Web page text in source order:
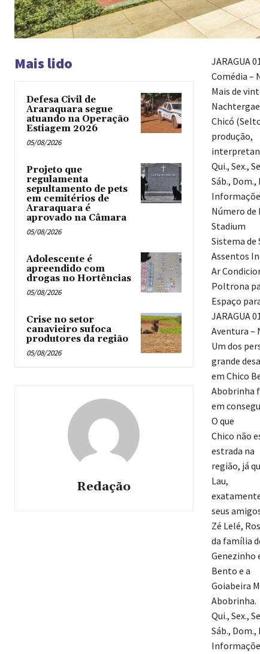
Mais lido
Defesa Civil de
Araraquara segue
atuando na Operação
Estiagem 2026
05/08/2026
Projeto que
regulamenta
sepultamento de pets
em cemitérios de
Araraquara é
aprovado na Câmara
05/08/2026
Adolescente é
apreendido com
drogas no Hortências ‎
05/08/2026
Crise no setor
canavieiro sufoca
produtores da região
05/08/2026
Redação
JARAGUA
Comédia –
Mais de
Chicó
produção,
Qui., Sex.,
Sáb.,
Número de
Stadium
Sistema de
Assentos
Ar
Poltrona
Espaço
JARAGUA
Aventura –
Um dos
grande
em Chico
Abobrinha
em
O que
Chico não
estrada na
região, já
Lau,
seus
Zé Lelé,
da família
Genezinho
Bento e a
Goiabeira
Abobrinha.
Qui., Sex.,
Sáb., Dom.,